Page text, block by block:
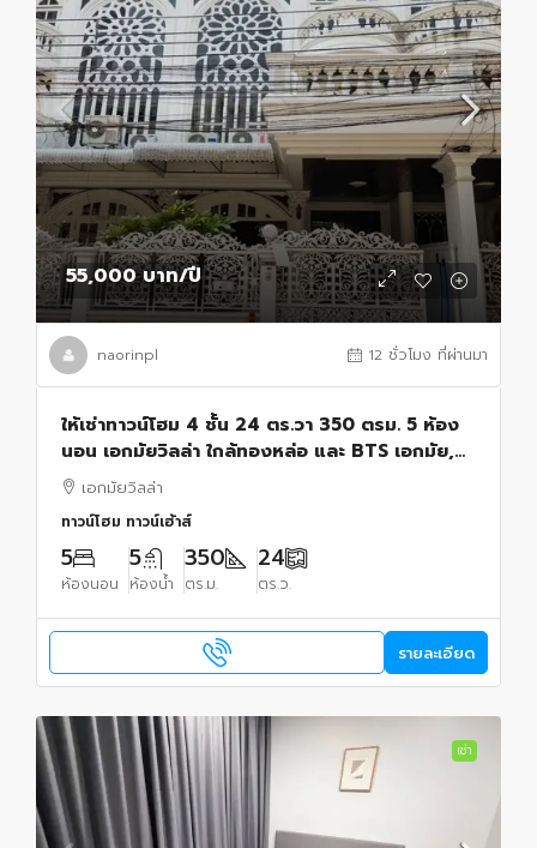
55,000 บาท/ปี
naorinpl 12 ชั่วโมง ที่ผ่านมา
ให้เช่าทาวน์โฮม 4 ชั้น 24 ตร.วา 350 ตรม. 5 ห้อง
นอน เอกมัยวิลล่า ใกล้ทองหล่อ และ BTS เอกมัย,
โรงพยาบาล กรุงเทพ
เอกมัยวิลล่า
ทาวน์โฮม ทาวน์เฮ้าส์
5
ห้องนอน
5
ห้องน้ำ
350
ตร.ม.
24
ตร.ว.
รายละเอียด
เช่า